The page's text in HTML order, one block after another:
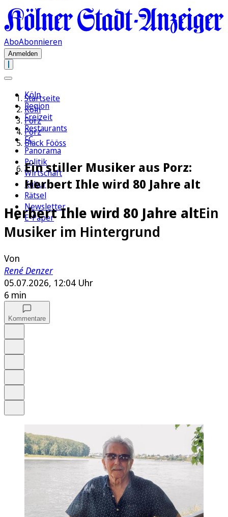
AboAbonnieren
Anmelden
Köln
Region
Freizeit
Restaurants
FC
Panorama
Politik
Wirtschaft
Kultur
Rätsel
Newsletter
E-Paper
Startseite
Köln
Porz
Porz
Bläck Fööss
Ein stiller Musiker aus Porz:
Herbert Ihle wird 80 Jahre alt
Herbert Ihle wird 80 Jahre altEin
Musiker im Hintergrund
Von
René Denzer
05.07.2026, 12:04 Uhr
6 min
Kommentare